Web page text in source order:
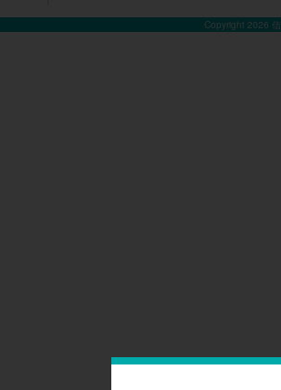
Copyright 2026